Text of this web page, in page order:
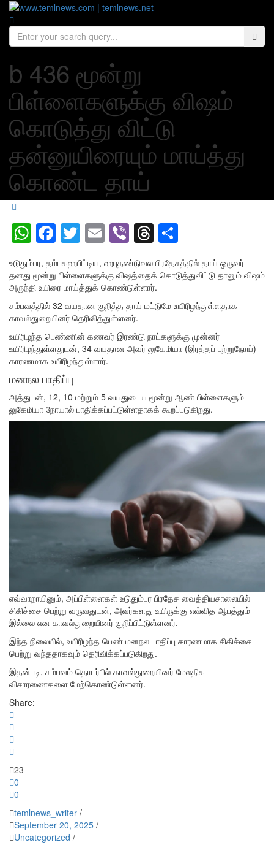
b 436 மூன்று
பிள்ளைகளுக்கு விஷம்
கொடுத்து விட்டு
தன்னுயிரையும் மாய்த்து
கொண்ட தாய்
WhatsApp
Facebook
Twitter
EmailViberThreads
உடுதும்பர, தம்பகஹபிட்டிய, ஹபுதண்டுவல பிரதேசத்தில் தாய் ஒருவர்
தனது மூன்று பிள்ளைகளுக்கு விஷத்தைக் கொடுத்துவிட்டு தானும் விஷம்
அருந்தி உயிரை மாய்த்துக் கொண்டுள்ளார்.
சம்பவத்தில் 32 வயதான குறித்த தாய் மட்டுமே உயிரிழந்துள்ளதாக
காவல்துறையினர் தெரிவித்துள்ளனர்.
உயிரிழந்த பெண்ணின் கணவர் இரண்டு நாட்களுக்கு முன்னர்
உயிரிழந்துள்ளதுடன், 34 வயதான அவர் லுகேமியா (இரத்தப் புற்றுநோய்)
காரணமாக உயிரிழந்துள்ளார்.
மனநல பாதிப்பு
அத்துடன், 12, 10 மற்றும் 5 வயதுடைய மூன்று ஆண் பிள்ளைகளும்
லுகேமியா நோயால் பாதிக்கப்பட்டுள்ளதாகக் கூறப்படுகிறது.
எவ்வாறாயினும், அப்பிள்ளைகள் உடுதும்பர பிரதேச வைத்தியசாலையில்
சிகிச்சை பெற்று வருவதுடன், அவர்களது உயிருக்கு எவ்வித ஆபத்தும்
இல்லை என காவல்துறையினர் குறிப்பிட்டுள்ளனர்.
இந்த நிலையில், உயிரிழந்த பெண் மனநல பாதிப்பு காரணமாக சிகிச்சை
பெற்று வந்ததாகவும் தெரிவிக்கப்படுகிறது.
இதன்படி, சம்பவம் தொடர்பில் காவல்துறையினர் மேலதிக
விசாரணைகளை மேற்கொண்டுள்ளனர்.
Share:
23
0
0
temlnews_writer /
September 20, 2025 /
Uncategorized /